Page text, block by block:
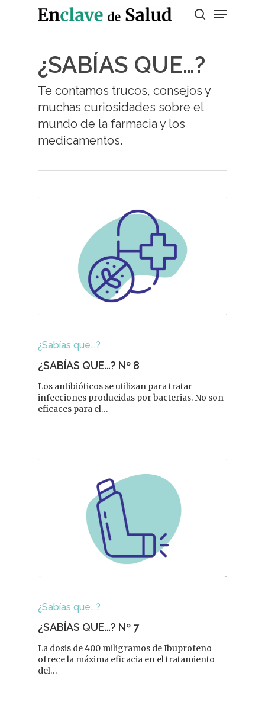
Presiona enter para buscar o ESC para
¿SABÍAS QUE…?
Te contamos trucos, consejos y
muchas curiosidades sobre el
mundo de la farmacia y los
medicamentos.
¿Sabías que...?
¿SABÍAS QUE…? Nº 8
Los antibióticos se utilizan para tratar
infecciones producidas por bacterias. No son
eficaces para el…
¿Sabías que...?
¿SABÍAS QUE…? Nº 7
La dosis de 400 miligramos de Ibuprofeno
ofrece la máxima eficacia en el tratamiento
del…